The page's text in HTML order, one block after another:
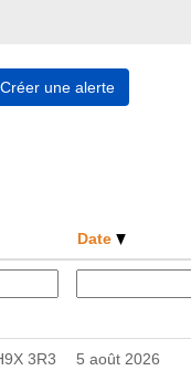
une alerte
Date
3R3 5 août 2026